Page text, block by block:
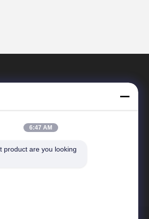
Verbindungen
6:47 AM
product are you looking